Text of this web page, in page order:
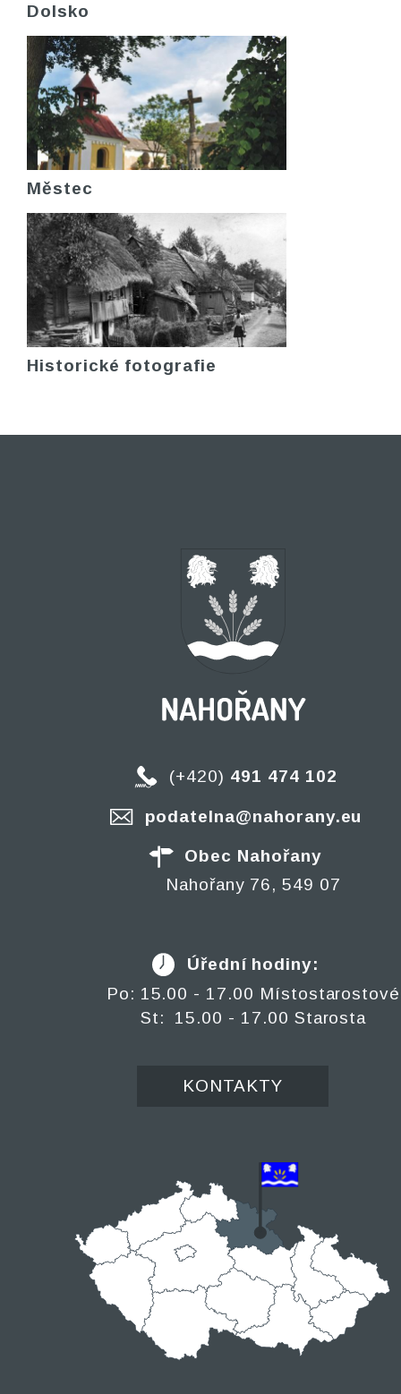
Dolsko
Městec
Historické fotografie
(+420) 491 474 102
podatelna@nahorany.eu
Obec Nahořany
Nahořany 76, 549 07
Úřední hodiny:
Po: 15.00 - 17.00 Místostarostové
St: 15.00 - 17.00 Starosta
KONTAKTY